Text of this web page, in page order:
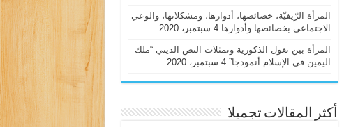
المرأة الرّيفيّة، خصائصها، أدوارها، ومشكلاتها، والوعي
الاجتماعي بخصائصها وأدوارها 4 سبتمبر، 2020
المرأة بين تغول الذكورية وتمثلات النص الديني “ملك
اليمين في الإسلام أنموذجا” 4 سبتمبر، 2020
أكثر المقالات تجميلا